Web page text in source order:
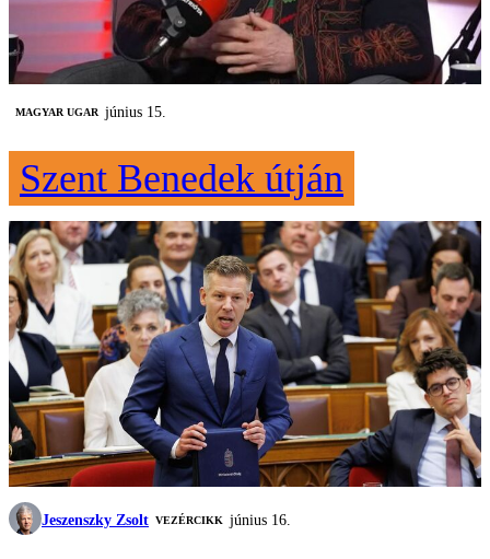
MAGYAR UGAR június 15.
Szent Benedek útján
Jeszenszky Zsolt VEZÉRCIKK június 16.